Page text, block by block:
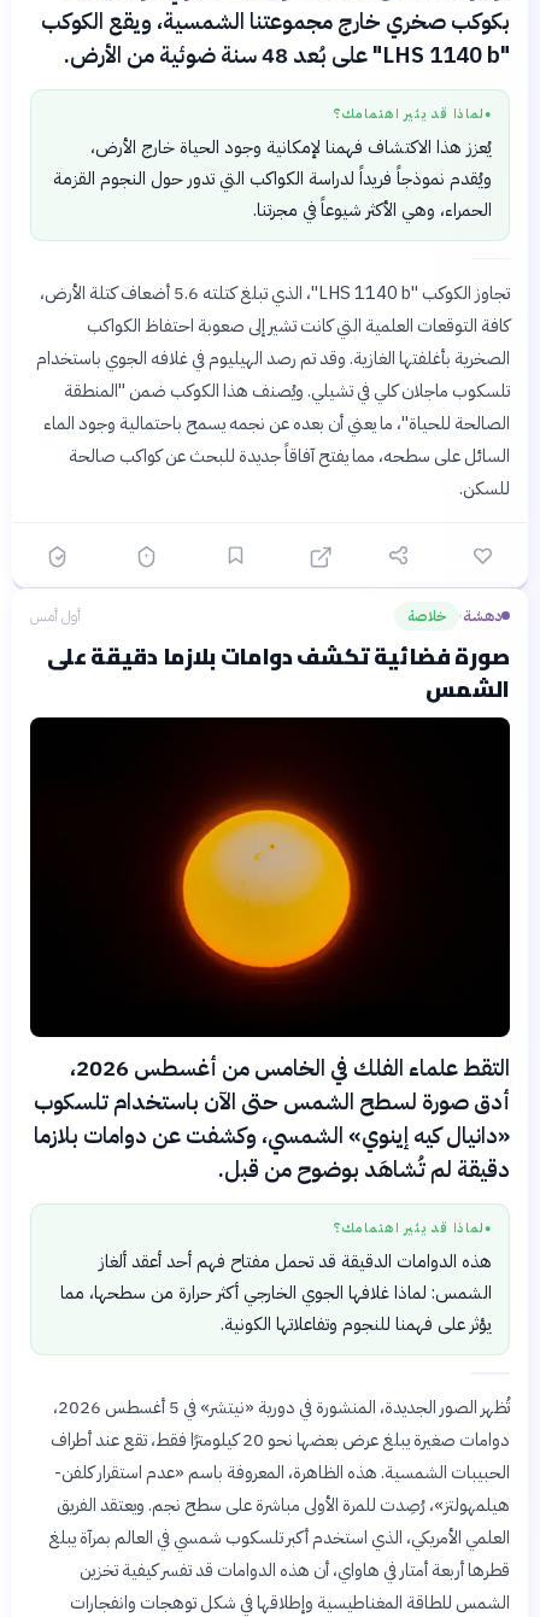
بكوكب صخري خارج مجموعتنا الشمسية، ويقع الكوكب
"LHS 1140 b" على بُعد 48 سنة ضوئية من الأرض.
● لماذا قد يثير اهتمامك؟
يُعزز هذا الاكتشاف فهمنا لإمكانية وجود الحياة خارج الأرض،
ويُقدم نموذجاً فريداً لدراسة الكواكب التي تدور حول النجوم القزمة
الحمراء، وهي الأكثر شيوعاً في مجرتنا.
تجاوز الكوكب "LHS 1140 b"، الذي تبلغ كتلته 5.6 أضعاف كتلة الأرض،
كافة التوقعات العلمية التي كانت تشير إلى صعوبة احتفاظ الكواكب
الصخرية بأغلفتها الغازية. وقد تم رصد الهيليوم في غلافه الجوي باستخدام
تلسكوب ماجلان كلي في تشيلي. ويُصنف هذا الكوكب ضمن "المنطقة
الصالحة للحياة"، ما يعني أن بعده عن نجمه يسمح باحتمالية وجود الماء
السائل على سطحه، مما يفتح آفاقاً جديدة للبحث عن كواكب صالحة
للسكن.
دهشة› خلاصة أول أمس
صورة فضائية تكشف دوامات بلازما دقيقة على
الشمس
التقط علماء الفلك في الخامس من أغسطس 2026،
أدق صورة لسطح الشمس حتى الآن باستخدام تلسكوب
«دانيال كيه إينوي» الشمسي، وكشفت عن دوامات بلازما
دقيقة لم تُشاهَد بوضوح من قبل.
● لماذا قد يثير اهتمامك؟
هذه الدوامات الدقيقة قد تحمل مفتاح فهم أحد أعقد ألغاز
الشمس: لماذا غلافها الجوي الخارجي أكثر حرارة من سطحها، مما
يؤثر على فهمنا للنجوم وتفاعلاتها الكونية.
تُظهر الصور الجديدة، المنشورة في دورية «نيتشر» في 5 أغسطس 2026،
دوامات صغيرة يبلغ عرض بعضها نحو 20 كيلومترًا فقط، تقع عند أطراف
الحبيبات الشمسية. هذه الظاهرة، المعروفة باسم «عدم استقرار كلفن-
هيلمهولتز»، رُصِدت للمرة الأولى مباشرة على سطح نجم. ويعتقد الفريق
العلمي الأمريكي، الذي استخدم أكبر تلسكوب شمسي في العالم بمرآة يبلغ
قطرها أربعة أمتار في هاواي، أن هذه الدوامات قد تفسر كيفية تخزين
الشمس للطاقة المغناطيسية وإطلاقها في شكل توهجات وانفجارات